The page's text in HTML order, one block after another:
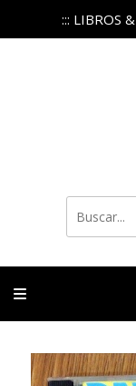
::: LIBROS